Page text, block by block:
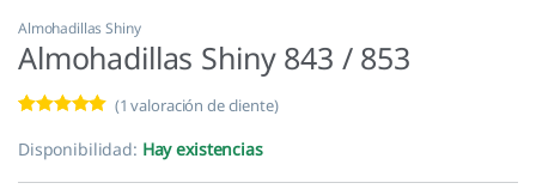
Almohadillas Shiny
Almohadillas Shiny 843 / 853
5.00de 5 en
base a
valoración de
(1 valoración de cliente)
Disponibilidad: Hay existencias